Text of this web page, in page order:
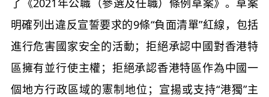
明確列出違反宣誓要求的9條“負面清單”紅線，包括
進行危害國家安全的活動；拒絕承認中國對香港特
區擁有並行使主權；拒絕承認香港特區作為中國一
個地方行政區域的憲制地位；宣揚或支持“港獨”主